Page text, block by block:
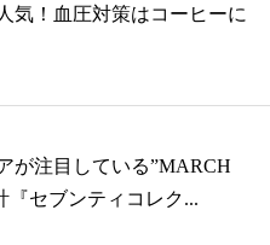
気！血圧対策はコーヒーに
が注目している”MARCH
『セブンティコレク...